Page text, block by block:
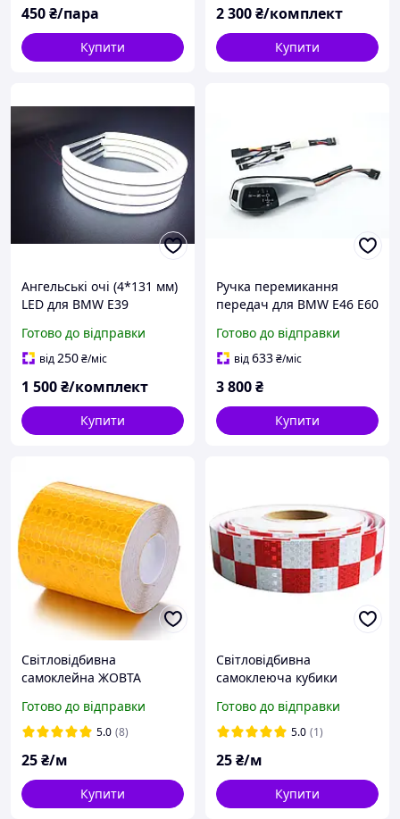
450₴/пара
Купити
2 300₴/комплект
Купити
Ангельські очі (4*131 мм)
LED для BMW E39
Готово до відправки
від250₴/міс
1 500₴/комплект
Купити
Ручка перемикання
передач для BMW E46 E60
дисплеєм
Готово до відправки
від633₴/міс
3 800₴
Купити
Світловідбивна
самоклейна ЖОВТА
Готово до відправки
5.0 (8)
25₴/м
Купити
Світловідбивна
самоклеюча кубики
5х100 см
Готово до відправки
5.0 (1)
25₴/м
Купити